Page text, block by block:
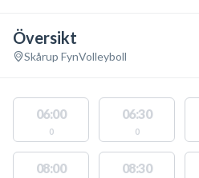
Översikt
Skårup FynVolleyboll
06:00
0
06:30
0
08:00 08:30